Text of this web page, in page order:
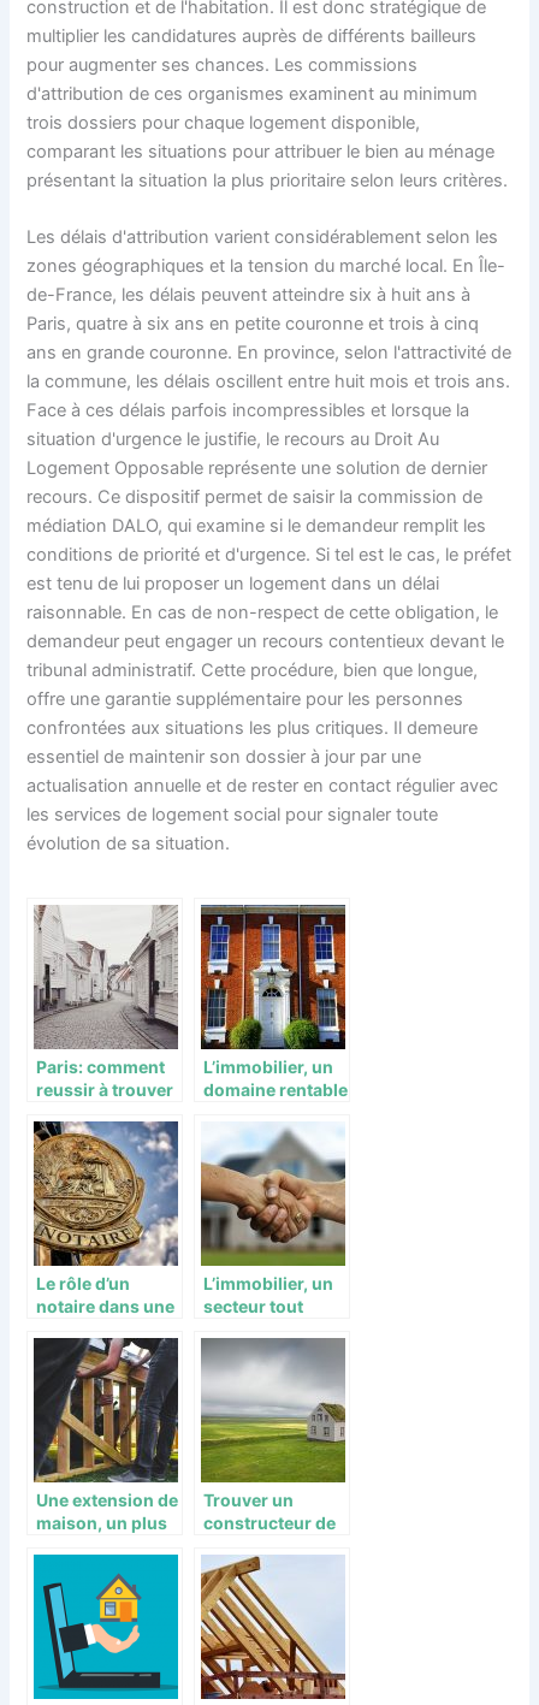
construction et de l'habitation. Il est donc stratégique de
multiplier les candidatures auprès de différents bailleurs
pour augmenter ses chances. Les commissions
d'attribution de ces organismes examinent au minimum
trois dossiers pour chaque logement disponible,
comparant les situations pour attribuer le bien au ménage
présentant la situation la plus prioritaire selon leurs critères.
Les délais d'attribution varient considérablement selon les
zones géographiques et la tension du marché local. En Île-
de-France, les délais peuvent atteindre six à huit ans à
Paris, quatre à six ans en petite couronne et trois à cinq
ans en grande couronne. En province, selon l'attractivité de
la commune, les délais oscillent entre huit mois et trois ans.
Face à ces délais parfois incompressibles et lorsque la
situation d'urgence le justifie, le recours au Droit Au
Logement Opposable représente une solution de dernier
recours. Ce dispositif permet de saisir la commission de
médiation DALO, qui examine si le demandeur remplit les
conditions de priorité et d'urgence. Si tel est le cas, le préfet
est tenu de lui proposer un logement dans un délai
raisonnable. En cas de non-respect de cette obligation, le
demandeur peut engager un recours contentieux devant le
tribunal administratif. Cette procédure, bien que longue,
offre une garantie supplémentaire pour les personnes
confrontées aux situations les plus critiques. Il demeure
essentiel de maintenir son dossier à jour par une
actualisation annuelle et de rester en contact régulier avec
les services de logement social pour signaler toute
évolution de sa situation.
Paris: comment
reussir à trouver
L’immobilier, un
domaine rentable
investissement
Le rôle d’un
notaire dans une
immobilière
L’immobilier, un
secteur tout
dans la gestion
Une extension de
maison, un plus
Trouver un
constructeur de
Strasbourg